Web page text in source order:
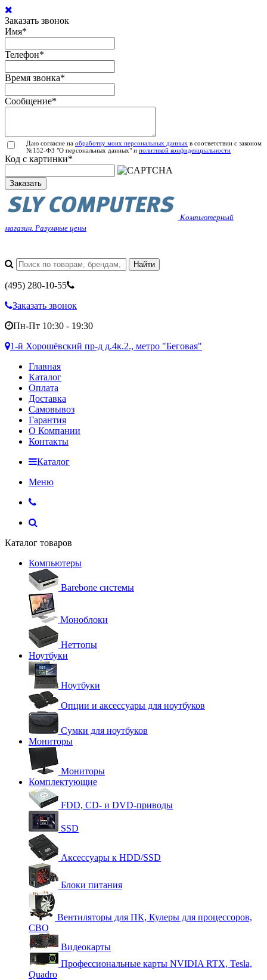
Заказать звонок
Имя*
Телефон*
Время звонка*
Сообщение*
Даю согласие на обработку моих персональных данных в соответствии с законом
№152-ФЗ "О персональных данных" и политикой конфиденциальности
Код с картинки*
Заказать
Компьютерный
магазин. Разумные цены
(495) 280-10-55
Заказать звонок
Пн-Пт 10:30 - 19:30
1-й Хорошёвский пр-д д.4к.2., метро "Беговая"
Главная
Каталог
Оплата
Доставка
Самовывоз
Гарантия
О Компании
Контакты
Каталог
Меню
Каталог товаров
Компьютеры
Barebone системы
Моноблоки
Неттопы
Ноутбуки
Ноутбуки
Опции и аксессуары для ноутбуков
Сумки для ноутбуков
Мониторы
Мониторы
Комплектующие
FDD, CD- и DVD-приводы
SSD
Аксессуары к HDD/SSD
Блоки питания
Вентиляторы для ПК, Кулеры для процессоров,
СВО
Видеокарты
Профессиональные карты NVIDIA RTX, Tesla,
Quadro